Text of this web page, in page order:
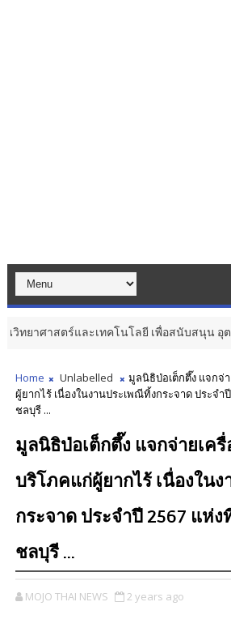
เทคโนโลยี เพื่อสนับสนุน อุตสาหกรรมป้องกันป
Home Unlabelled
มูลนิธิป่อเต็กตึ๊ง แจกจ่
ผู้ยากไร้ เนื่องในงานประเพณีทิ้งกระจาด ประจ
ชลบุรี ...
มูลนิธิป่อเต็กตึ๊ง แจกจ่ายเค
บริโภคแก่ผู้ยากไร้ เนื่องใน
กระจาด ประจำปี 2567 แห่
ชลบุรี ...
MOJO THAI NEWS 2 years ago